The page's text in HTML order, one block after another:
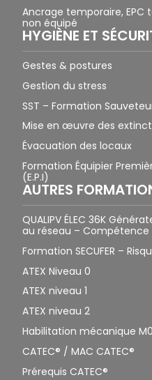
Ancrage temporaire, EPC
non équipé
HYGIÈNE ET
Gestes & postures
Gestion du stress
SST – Formation
Mise en œuvre des
Évacuation des locaux
Formation Équipier
(E.P.I)
AUTRES
QUALIPV ÉLEC 36K
au réseau –
Formation SECUFER –
ATEX Niveau 0
ATEX niveau 1
ATEX niveau 2
Habilitation mécanique M0
CATEC® / MAC CATEC®
Prérequis CATEC®